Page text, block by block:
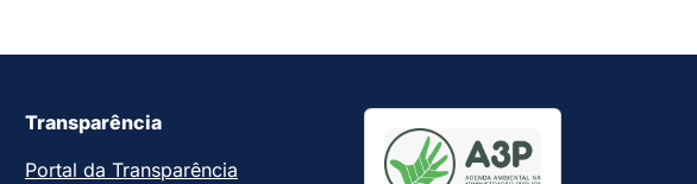
Transparência
Portal da Transparência